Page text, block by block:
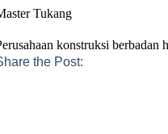
Tukang
konstruksi
the Post: